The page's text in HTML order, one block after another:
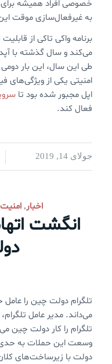
خصوصی افراد همیشه برای
به غیرفعال‌سازی موقت
برنامه واکی تاکی از
طی این سال، این بار
امنیتی یکی از ویژگی‌های
اپل مجبور شده بود تا
فعال کند.
جولای 14, 2019 /
اخبار,
انگشت
تلگرام را کار دولت چین
وسعت این حملات به